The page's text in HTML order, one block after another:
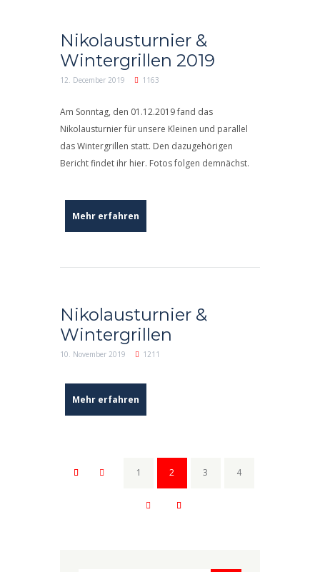
Nikolausturnier &
Wintergrillen 2019
12. December 2019 1163
Am Sonntag, den 01.12.2019 fand das
Nikolausturnier für unsere Kleinen und parallel
das Wintergrillen statt. Den dazugehörigen
Bericht findet ihr hier. Fotos folgen demnächst.
Mehr erfahren
Nikolausturnier &
Wintergrillen
10. November 2019 1211
Mehr erfahren
1 2 3 4